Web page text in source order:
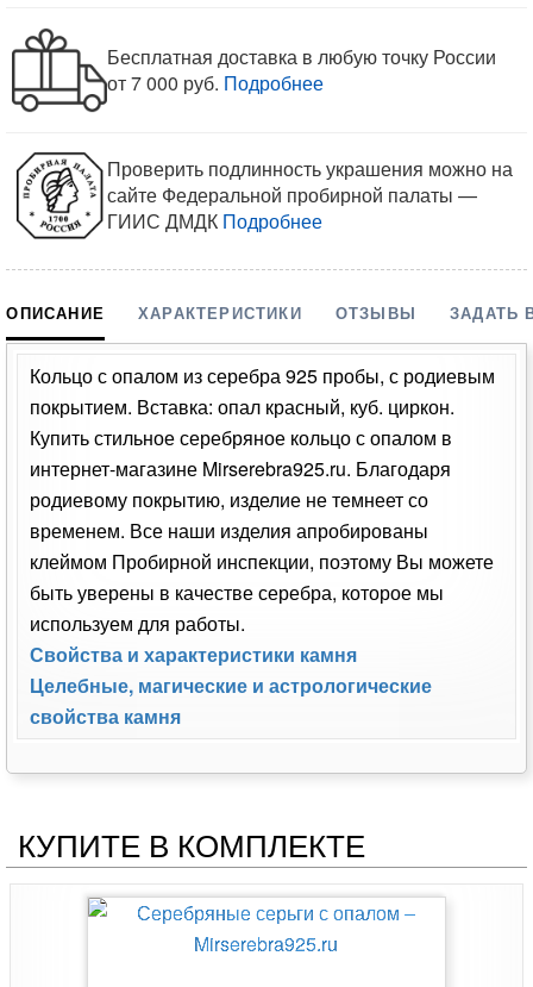
Бесплатная доставка в любую точку России
от 7 000 руб. Подробнее
Проверить подлинность украшения можно на
сайте Федеральной пробирной палаты —
ГИИС ДМДК Подробнее
ОПИСАНИЕ ХАРАКТЕРИСТИКИ ОТЗЫВЫ ЗАДАТЬ
Кольцо с опалом из серебра 925 пробы, с родиевым
покрытием. Вставка: опал красный, куб. циркон.
Купить стильное серебряное кольцо с опалом в
интернет-магазине Mirserebra925.ru. Благодаря
родиевому покрытию, изделие не темнеет со
временем. Все наши изделия апробированы
клеймом Пробирной инспекции, поэтому Вы можете
быть уверены в качестве серебра, которое мы
используем для работы.
Свойства и характеристики камня
Целебные, магические и астрологические
свойства камня
КУПИТЕ В КОМПЛЕКТЕ